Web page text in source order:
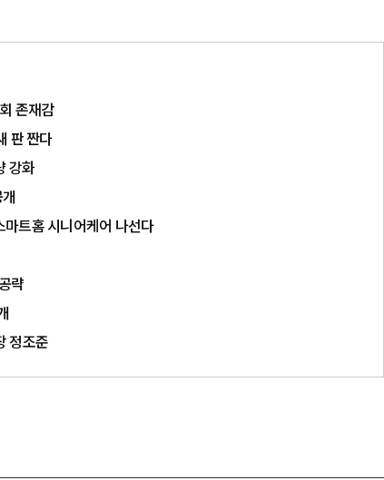
존재감
판 짠다
강화
트홈 시니어케어 나선다
략
정조준